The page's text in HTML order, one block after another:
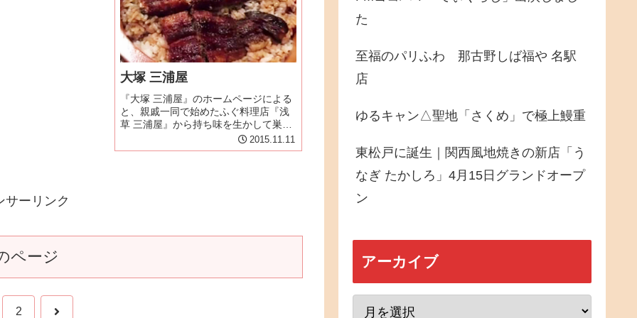
大塚 三浦屋
『大塚 三浦屋』のホームページによる
と、親戚一同で始めたふぐ料理店『浅
草 三浦屋』から持ち味を生かして巣
鴨、新宿、大塚にそれぞれが独立した
ということである。三浦屋各店の中で
2015.11.11
サーリンク
ページ
2 次
た
至福のパリふわ 那古野しば福や 名駅
店
ゆるキャン△聖地「さくめ」で極上鰻重
東松戸に誕生｜関西風地焼きの新店「う
なぎ たかしろ」4月15日グランドオープ
ン
アーカイブ